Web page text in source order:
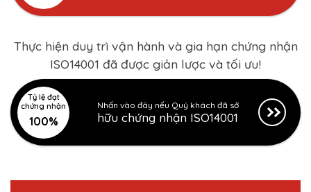
Thực hiện duy trì vận hành và gia hạn chứng nhận
ISO14001 đã được giản lược và tối ưu!
Tỷ lệ đạt
chứng nhận
100%
Nhấn vào đây nếu Quý khách đã sở
hữu chứng nhận ISO14001